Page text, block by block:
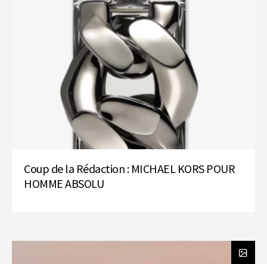
Coup de la Rédaction : MICHAEL KORS POUR
HOMME ABSOLU